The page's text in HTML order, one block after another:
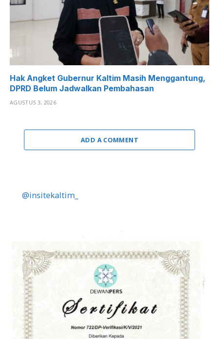
Hak Angket Gubernur Kaltim Masih Menggantung,
DPRD Belum Jadwalkan Pembahasan
AGUSTUS 3, 2026
ADD A COMMENT
@insitekaltim_